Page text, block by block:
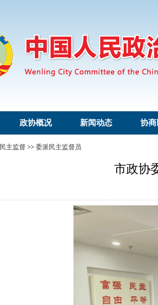
政协概况 新闻动态 协
民主监督 >> 委派民主监督员
市政协